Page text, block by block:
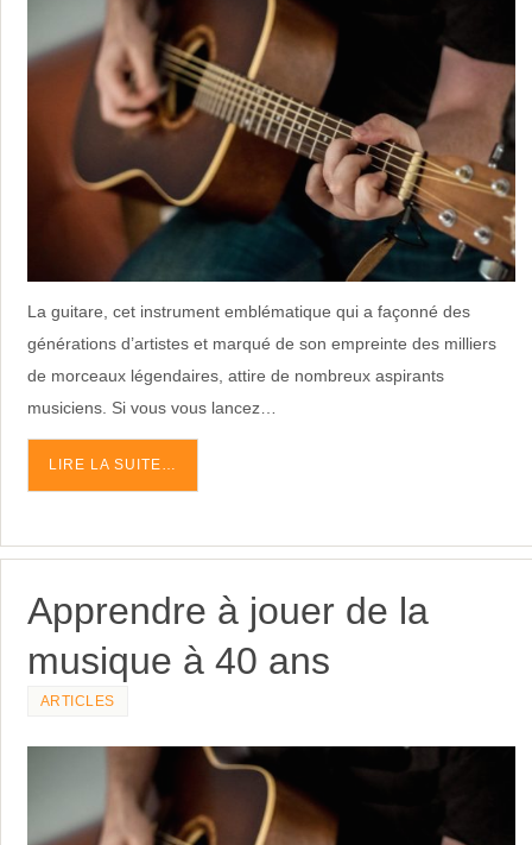
générations d’artistes et marqué de son empreinte des milliers
de morceaux légendaires, attire de nombreux aspirants
musiciens. Si vous vous lancez…
LIRE LA SUITE…
Apprendre à jouer de la
musique à 40 ans
ARTICLES